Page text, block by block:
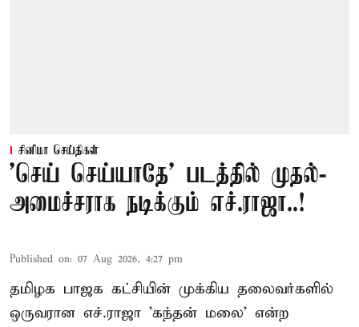
சினிமா செய்திகள்
'செய் செய்யாதே' படத்தில் முதல்-
அமைச்சராக நடிக்கும் எச்.ராஜா..!
Published on: 07 Aug 2026, 4:27 pm
தமிழக பாஜக கட்சியின் முக்கிய தலைவர்களில்
ஒருவரான எச்.ராஜா 'கந்தன் மலை' என்ற